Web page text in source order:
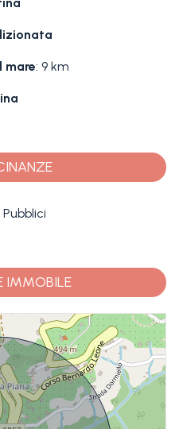
mare: 9 km
IMMOBILE